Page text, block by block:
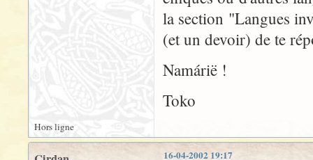
la section "Langues
(et un devoir) de te
Namárië !
Toko
Hors ligne
16-04-2002 19:17